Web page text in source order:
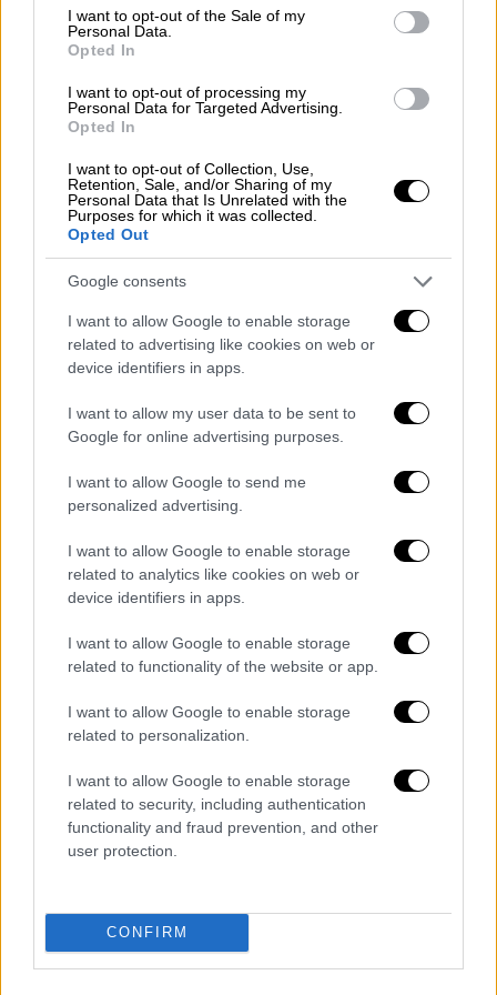
consent section.
I want to opt-out of the Sale of my
Personal Data.
Opted In
I want to opt-out of processing my
Personal Data for Targeted Advertising.
Opted In
I want to opt-out of Collection, Use,
Retention, Sale, and/or Sharing of my
Personal Data that Is Unrelated with the
Purposes for which it was collected.
Opted Out
Google consents
I want to allow Google to enable storage
related to advertising like cookies on web or
device identifiers in apps.
I want to allow my user data to be sent to
Google for online advertising purposes.
I want to allow Google to send me
personalized advertising.
I want to allow Google to enable storage
related to analytics like cookies on web or
device identifiers in apps.
I want to allow Google to enable storage
related to functionality of the website or app.
I want to allow Google to enable storage
related to personalization.
I want to allow Google to enable storage
related to security, including authentication
functionality and fraud prevention, and other
user protection.
CONFIRM
εταιρείασημειώνει πως έλαβε άμεσα
μέτρα για την επίλυση του προβλήματος,
των με 210 επιβατών του συρμού. Το
προσωπικό της αμαξοστοιχίας
πραγματοποίησε ενημερωτικές
ανακοινώσεις, ενώ προσφέρθηκαν νερά και
σνακ στους επιβάτες κατά τη διάρκεια της
αναμονής, αναφέρει σε ανακοίνωσή της.
Σε ό,τι αφορά τις αποζημιώσεις, η Hellenic
Train ενημερώνει ότι σύμφωνα με τον
Ευρωπαϊκό κανονισμό 2021/782, οι επιβάτες
αποζημιωθούν με το 25% της αξίας του
εισιτηρίου τους με τους παρακάτω τρόπους:
Τα εισιτήρια που έχουν εκδοθεί από
εκδοτήρια και έχουν πληρωθεί με
ενεργά εκδοτήρια.
Οι κάτοχοι των εισιτηρίων, τα οποία έχουν
αγοραστεί με κάρτα, ανεξάρτητα από κανάλι
πώλησης (εκδοτήρια, webticketing & app)
μπορούν:
είτε να απευθυνθούν σε κάποιο
εκδοτήριο Σταθμού για την αποζημίωση
είτε να στείλουν γραπτό αίτημα στην
εταιρεία μέσω της φόρμας παραπόνων/
αιτημάτων με τον αριθμό του εισιτηρίου,